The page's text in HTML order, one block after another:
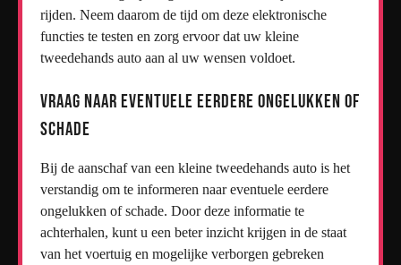
rijden. Neem daarom de tijd om deze elektronische
functies te testen en zorg ervoor dat uw kleine
tweedehands auto aan al uw wensen voldoet.
Vraag naar eventuele eerdere ongelukken of
schade
Bij de aanschaf van een kleine tweedehands auto is het
verstandig om te informeren naar eventuele eerdere
ongelukken of schade. Door deze informatie te
achterhalen, kunt u een beter inzicht krijgen in de staat
van het voertuig en mogelijke verborgen gebreken